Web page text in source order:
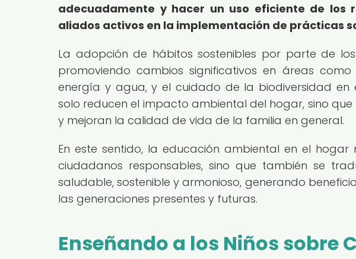
adecuadamente y hacer un uso eficiente de los
aliados activos en la implementación de prácticas
La adopción de hábitos sostenibles por parte de
promoviendo cambios significativos en áreas
energía y agua, y el cuidado de la biodiversidad en
solo reducen el impacto ambiental del hogar, sino
y mejoran la calidad de vida de la familia en general.
En este sentido, la educación ambiental en el
ciudadanos responsables, sino que también se
saludable, sostenible y armonioso, generando
las generaciones presentes y futuras.
Enseñando a los Niños sobre